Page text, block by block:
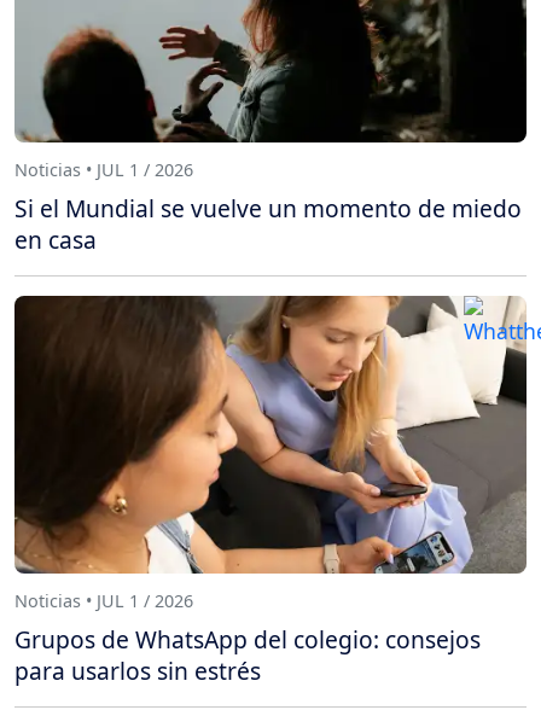
Noticias • JUL 1 / 2026
Si el Mundial se vuelve un momento de miedo
en casa
Noticias • JUL 1 / 2026
Grupos de WhatsApp del colegio: consejos
para usarlos sin estrés